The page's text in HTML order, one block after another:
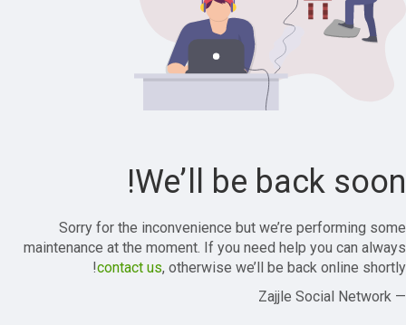
We’ll be back soon!
Sorry for the inconvenience but we’re performing some
maintenance at the moment. If you need help you can always
contact us, otherwise we’ll be back online shortly!
— Zajjle Social Network